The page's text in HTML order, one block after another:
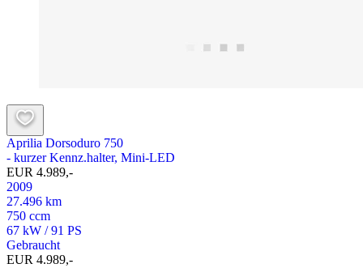
Aprilia Dorsoduro 750
- kurzer Kennz.halter, Mini-LED
EUR 4.989,-
2009
27.496 km
750 ccm
67 kW / 91 PS
Gebraucht
EUR 4.989,-